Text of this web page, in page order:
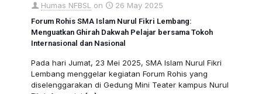
Humas NFBSL on 26 May 2025
Forum Rohis SMA Islam Nurul Fikri Lembang:
Menguatkan Ghirah Dakwah Pelajar bersama Tokoh
Internasional dan Nasional
Pada hari Jumat, 23 Mei 2025, SMA Islam Nurul Fikri
Lembang menggelar kegiatan Forum Rohis yang
diselenggarakan di Gedung Mini Teater kampus Nurul